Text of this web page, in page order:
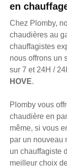
en
Chez Plomby,
chaudières au
chauffagistes
nous offrons un
sur 7 et 24H /
HOVE.
Plomby vous
chaudière en
même, si vous
par un nouveau
un chauffagiste
meilleur choix